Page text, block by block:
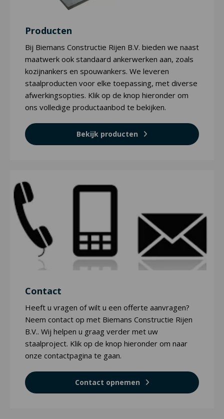
Producten
Bij Biemans Constructie Rijen B.V. bieden we naast
maatwerk ook standaard ankerwerken aan, zoals
kozijnankers en spouwankers. We leveren
staalproducten voor elke toepassing, met diverse
afwerkingsopties. Klik op de knop hieronder om
ons volledige productaanbod te bekijken.
Bekijk producten
Contact
Heeft u vragen of wilt u een offerte aanvragen?
Neem contact op met Biemans Constructie Rijen
B.V.. Wij helpen u graag verder met uw
staalproject. Klik op de knop hieronder om naar
onze contactpagina te gaan.
Contact opnemen